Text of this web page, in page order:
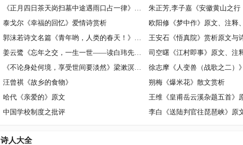
《正月四日茶天岗扫墓中途遇雨口占一律》敝帚集与游学家书
泰戈尔《幸福的回忆》爱情诗赏析
欧阳修《梦中作》原文、注释
郭沫若诗文名篇《青年哟，人类的春天！》原文赏析
王安石《悟真院》赏析原文与
姜云鹭《忘年之交，一生一世——读白玮先生《砚耕塘诗稿》有感》
司空曙《江村即事》原文、注
《不论身处何境，享受世间要淡然》梁漱溟的人生智慧
徐志摩《人变兽（战歌之二）
汪曾祺《故乡的食物》
朔梅《爆米花》散文赏析
哈代《亲爱的》原文
王维《皇甫岳云溪杂题五首》
中国学校制度之批评
诗人大全